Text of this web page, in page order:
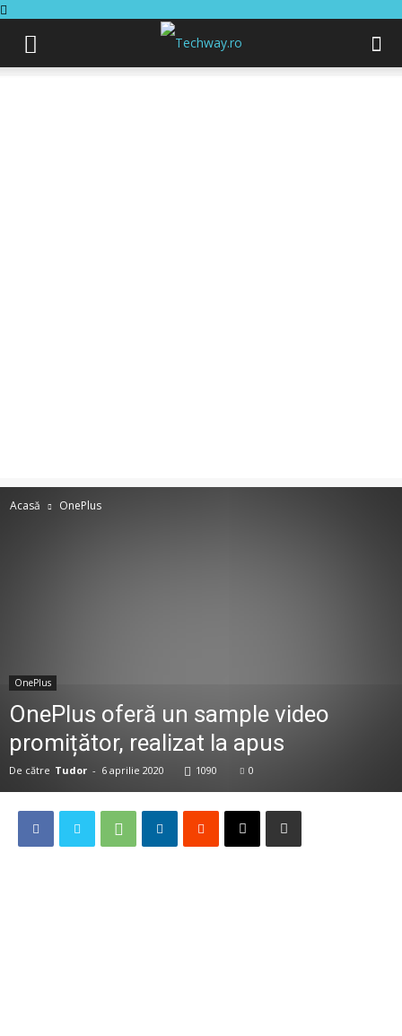
Acasă OnePlus
OnePlus
OnePlus oferă un sample video
promițător, realizat la apus
De către Tudor - 6 aprilie 2020 1090 0